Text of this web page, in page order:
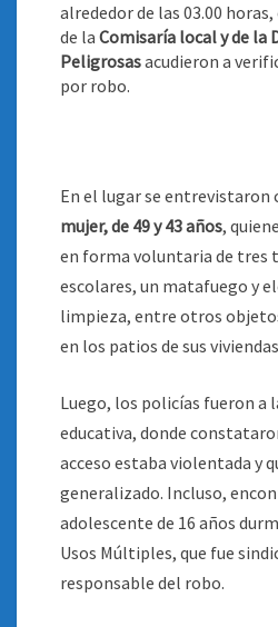
alrededor de las 03.00
de la Comisaría local y de la
Peligrosasacudieron a
por robo.
En el lugar se entrevistaron
mujer, de 49 y 43 años,
en forma voluntaria de tres
escolares, un matafuego y
limpieza, entre otros
en los patios de sus
Luego, los policías fueron a
educativa, donde
acceso estaba violentada y
generalizado. Incluso,
adolescente de 16 años
Usos Múltiples, que fue
responsable del robo.